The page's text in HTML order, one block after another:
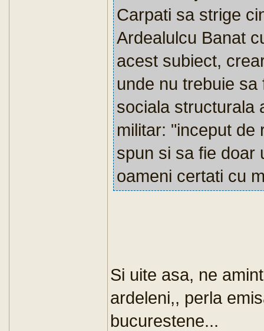
Carpati sa strige
Ardealulcu Banat
acest subiect,
unde nu trebuie
sociala structurala
militar: "inceput de
spun si sa fie doar
oameni certati cu
Si uite asa, ne
ardeleni,, perla
bucurestene...